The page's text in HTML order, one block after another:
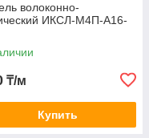
волоконно-
ИКСЛ-М4П-А16-
₸/м
Купить